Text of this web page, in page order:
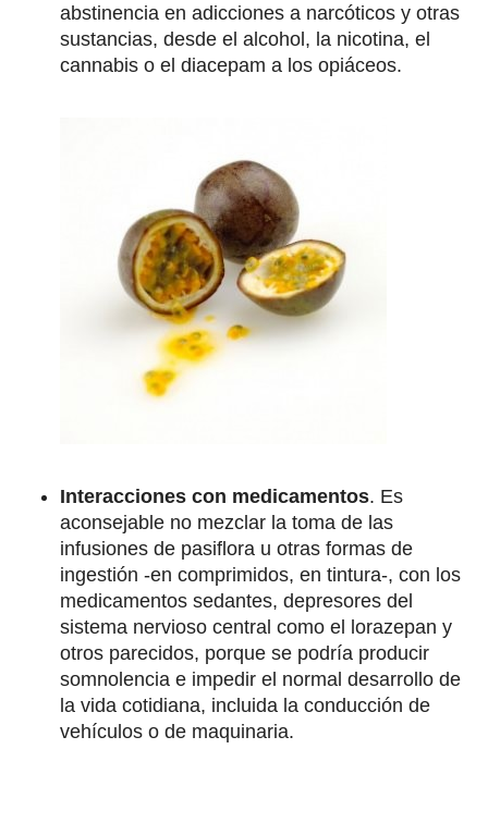
abstinencia en adicciones a narcóticos y otras
sustancias, desde el alcohol, la nicotina, el
cannabis o el diacepam a los opiáceos.
Interacciones con medicamentos. Es
aconsejable no mezclar la toma de las
infusiones de pasiflora u otras formas de
ingestión -en comprimidos, en tintura-, con los
medicamentos sedantes, depresores del
sistema nervioso central como el lorazepan y
otros parecidos, porque se podría producir
somnolencia e impedir el normal desarrollo de
la vida cotidiana, incluida la conducción de
vehículos o de maquinaria.